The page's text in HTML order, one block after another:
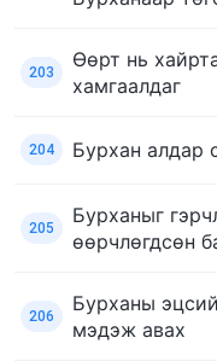
203
Өөрт нь
хамгаалдаг
204 Бурхан алдар
205
Бурханыг
өөрчлөгдсөн
206
Бурханы
мэдэж авах